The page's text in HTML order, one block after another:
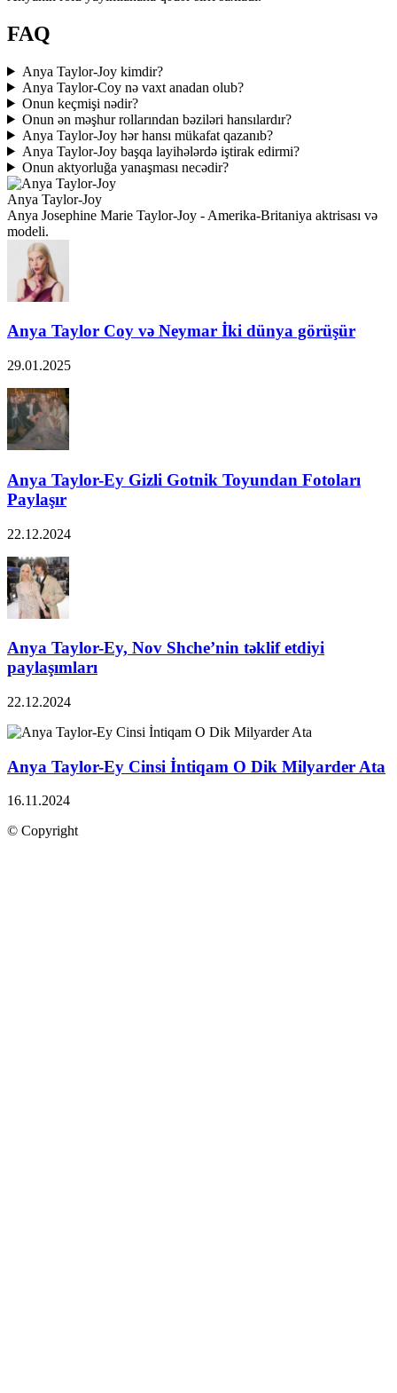
FAQ
Anya Taylor-Joy kimdir?
Anya Taylor-Coy nə vaxt anadan olub?
Onun keçmişi nədir?
Onun ən məşhur rollarından bəziləri hansılardır?
Anya Taylor-Joy hər hansı mükafat qazanıb?
Anya Taylor-Joy başqa layihələrdə iştirak edirmi?
Onun aktyorluğa yanaşması necədir?
Anya Taylor-Joy
Anya Josephine Marie Taylor-Joy - Amerika-Britaniya aktrisası və
modeli.
Anya Taylor Coy və Neymar İki dünya görüşür
29.01.2025
Anya Taylor-Ey Gizli Gotnik Toyundan Fotoları
Paylaşır
22.12.2024
Anya Taylor-Ey, Nov Shche’nin təklif etdiyi
paylaşımları
22.12.2024
Anya Taylor-Ey Cinsi İntiqam O Dik Milyarder Ata
16.11.2024
© Copyright